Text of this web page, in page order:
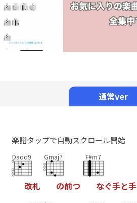
通常ver
楽譜タップで自動スクロール開始
Dadd9
改札
Gmaj7
の前つ
F#m7
なぐ手と手